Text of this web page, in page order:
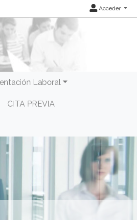
Acceder
Laboral
CITA PREVIA